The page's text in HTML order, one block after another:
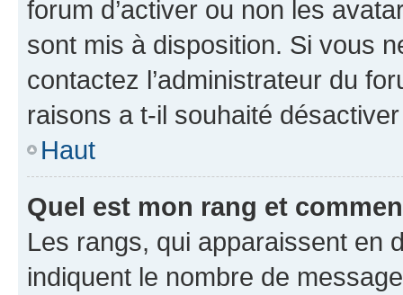
forum d’activer ou non les
sont mis à disposition. Si vous
contactez l’administrateur du
raisons a t-il souhaité
Haut
Quel est mon rang et
Les rangs, qui apparaissent en
indiquent le nombre de